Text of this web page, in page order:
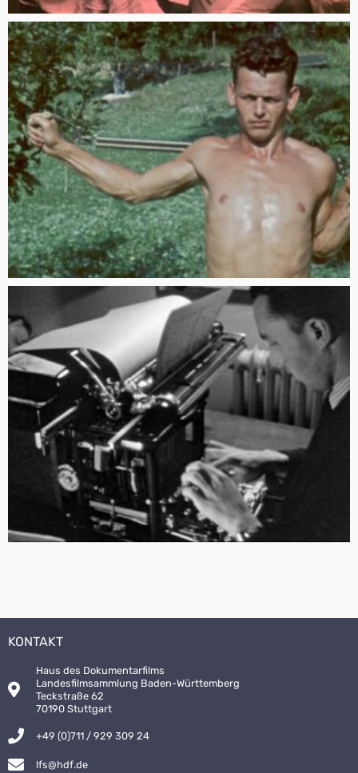
KONTAKT
Haus des Dokumentarfilms
Landesfilmsammlung Baden-Württemberg
Teckstraße 62
70190 Stuttgart
+49 (0)711 / 929 309 24
lfs@hdf.de